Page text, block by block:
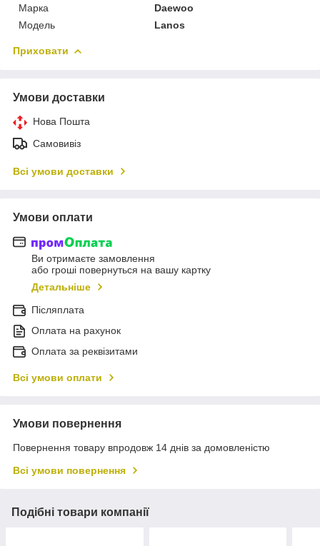
Марка
Daewoo
Модель
Lanos
Приховати
Умови доставки
Нова Пошта
Самовивіз
Всі умови доставки
Умови оплати
Ви отримаєте замовлення
або гроші повернуться на вашу картку
Детальніше
Післяплата
Оплата на рахунок
Оплата за реквізитами
Всі умови оплати
Умови повернення
Повернення товару впродовж 14 днів за домовленістю
Всі умови повернення
Подібні товари компанії